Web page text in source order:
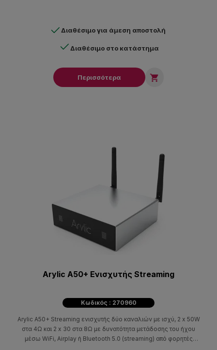
Διαθέσιμο για άμεση αποστολή
Διαθέσιμο στο κατάστημα
Περισσότερα 
Arylic A50+ Ενισχυτής Streaming
Κωδικός : 270960
Arylic A50+ Streaming ενισχυτής δύο καναλιών με ισχύ, 2 x 50W
στα 4Ω και 2 x 30 στα 8Ω με δυνατότητα μετάδοσης του ήχου
μέσω WiFi, Airplay ή Bluetooth 5.0 (streaming) από φορητές